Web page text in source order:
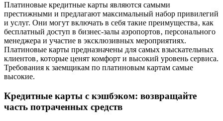
Платиновые кредитные карты являются самыми
престижными и предлагают максимальный набор привилегий
и услуг. Они могут включать в себя такие преимущества‚ как
бесплатный доступ в бизнес-залы аэропортов‚ персонального
менеджера и участие в эксклюзивных мероприятиях.
Платиновые карты предназначены для самых взыскательных
клиентов‚ которые ценят комфорт и высокий уровень сервиса.
Требования к заемщикам по платиновым картам самые
высокие.
Кредитные карты с кэшбэком: возвращайте
часть потраченных средств